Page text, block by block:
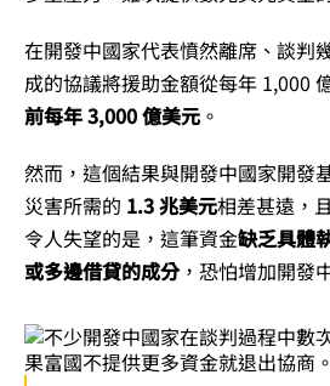
在開發中國家代表憤然離席、談判
成的協議將援助金額從每年 1,000
前每年 3,000 億美元 。
然而，這個結果與開發中國家開發
災害所需的 1.3 兆美元相差甚遠，
令人失望的是，這筆資金缺乏具體
或多邊借貸的成分，恐怕增加開發